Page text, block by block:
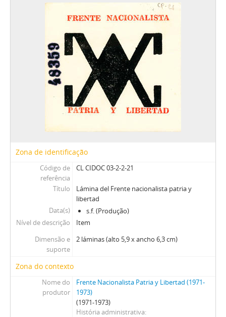
Zona de identificação
Código de
referência
CL CIDOC 03-2-2-21
Título
Lámina del Frente nacionalista patria y
libertad
Data(s)
s.f. (Produção)
Nível de descrição
Item
Dimensão e
suporte
2 láminas (alto 5,9 x ancho 6,3 cm)
Zona do contexto
Nome do
produtor
Frente Nacionalista Patria y Libertad (1971-
1973)
(1971-1973)
História administrativa